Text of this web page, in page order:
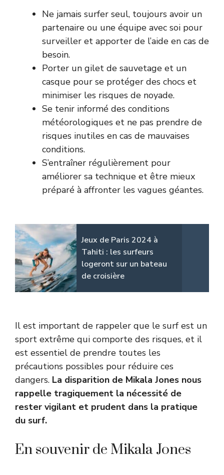
Ne jamais surfer seul, toujours avoir un
partenaire ou une équipe avec soi pour
surveiller et apporter de l’aide en cas de
besoin.
Porter un gilet de sauvetage et un
casque pour se protéger des chocs et
minimiser les risques de noyade.
Se tenir informé des conditions
météorologiques et ne pas prendre de
risques inutiles en cas de mauvaises
conditions.
S’entraîner régulièrement pour
améliorer sa technique et être mieux
préparé à affronter les vagues géantes.
Jeux de Paris 2024 à
Tahiti : les surfeurs
logeront sur un bateau
de croisière
Il est important de rappeler que le surf est un
sport extrême qui comporte des risques, et il
est essentiel de prendre toutes les
précautions possibles pour réduire ces
dangers. La disparition de Mikala Jones nous
rappelle tragiquement la nécessité de
rester vigilant et prudent dans la pratique
du surf.
En souvenir de Mikala Jones